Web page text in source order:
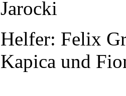
Jarocki
Helfer: Felix
Kapica und